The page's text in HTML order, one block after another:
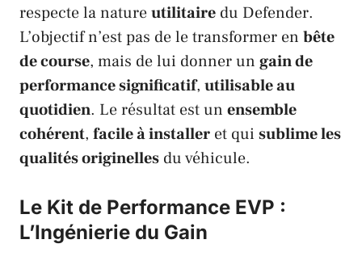
respecte la natureutilitaire du Defender.
L’objectif n’est pas de le transformer en bête
de course, mais de lui donner un gain de
performance significatif, utilisable au
quotidien. Le résultat est un ensemble
cohérent, facile à installer et qui sublime les
qualités originelles du véhicule.
Le Kit de Performance EVP :
L’Ingénierie du Gain